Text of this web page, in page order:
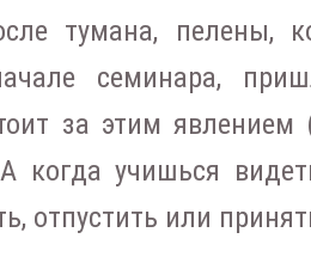
тумана, пелены,
семинара,
за этим явлением
А когда учишься
отпустить или